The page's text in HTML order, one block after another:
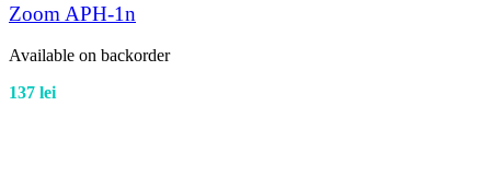
Zoom APH-1n
Available on backorder
137 lei